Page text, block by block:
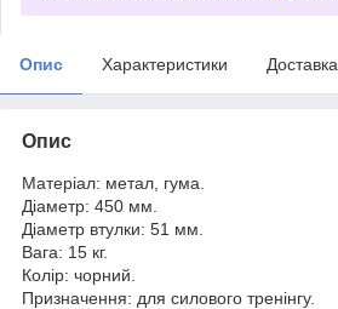
Опис Характеристики Доставка
Опис
Матеріал: метал, гума.
Діаметр: 450 мм.
Діаметр втулки: 51 мм.
Вага: 15 кг.
Колір: чорний.
Призначення: для силового тренінгу.